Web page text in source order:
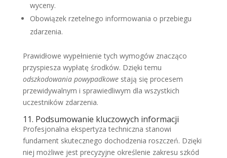
wyceny.
Obowiązek rzetelnego informowania o przebiegu
zdarzenia.
Prawidłowe wypełnienie tych wymogów znacząco
przyspiesza wypłatę środków. Dzięki temu
odszkodowania powypadkowestają się procesem
przewidywalnym i sprawiedliwym dla wszystkich
uczestników zdarzenia.
11. Podsumowanie kluczowych informacji
Profesjonalna ekspertyza techniczna stanowi
fundament skutecznego dochodzenia roszczeń. Dzięki
niej możliwe jest precyzyjne określenie zakresu szkód